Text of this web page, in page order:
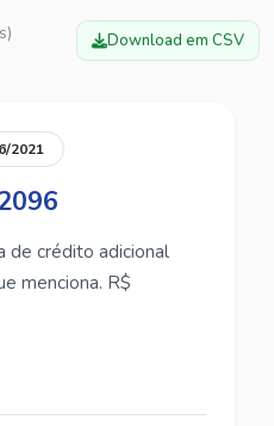
Download em CSV
2021
de crédito adicional
menciona. R$